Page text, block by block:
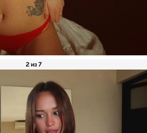
2 из 7